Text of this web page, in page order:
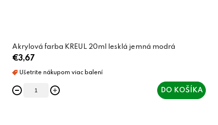
Akrylová farba KREUL 20ml lesklá jemná modrá
€3,67
DO KOŠÍKA